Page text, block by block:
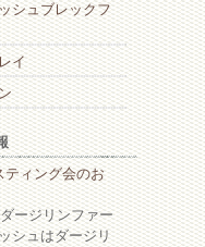
シュブレックフ
イ
ティング会のお
ージリンファー
シュはダージリ